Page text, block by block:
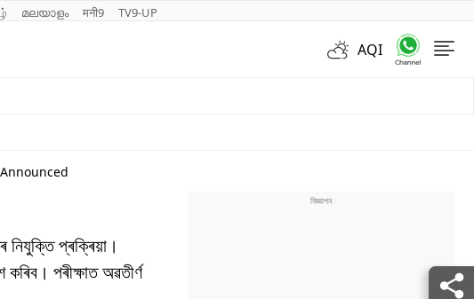
മലയാളം मनी9 TV9-UP
AQI
প্ৰক্ৰিয়া।
পৰীক্ষাত অৱতীৰ্ণ